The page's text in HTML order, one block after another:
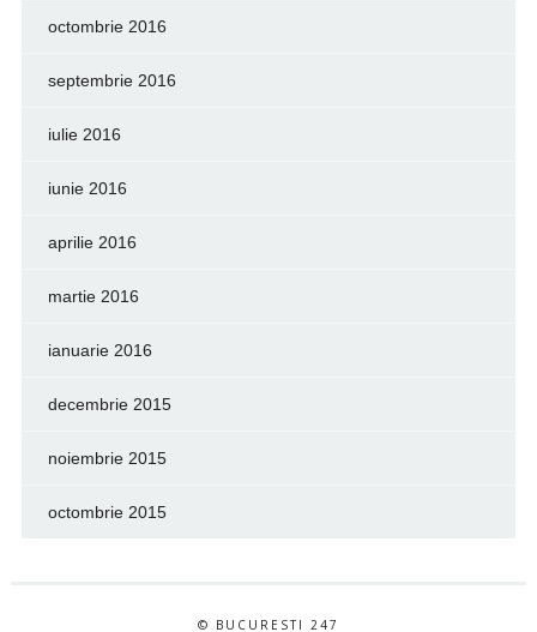
octombrie 2016
septembrie 2016
iulie 2016
iunie 2016
aprilie 2016
martie 2016
ianuarie 2016
decembrie 2015
noiembrie 2015
octombrie 2015
© BUCURESTI 247